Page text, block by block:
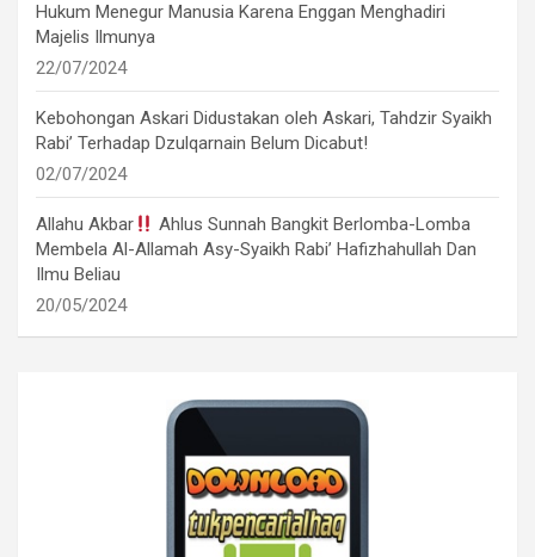
Hukum Menegur Manusia Karena Enggan Menghadiri
Majelis Ilmunya
22/07/2024
Kebohongan Askari Didustakan oleh Askari, Tahdzir Syaikh
Rabi’ Terhadap Dzulqarnain Belum Dicabut!
02/07/2024
Allahu Akbar
Ahlus Sunnah Bangkit Berlomba-Lomba
Membela Al-Allamah Asy-Syaikh Rabi’ Hafizhahullah Dan
Ilmu Beliau
20/05/2024